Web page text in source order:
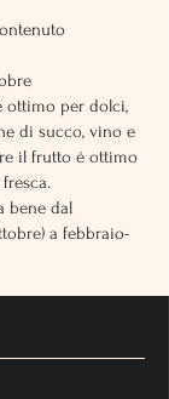
ottimo per dolci,
di succo, vino e
il frutto é ottimo
bene dal
a febbraio-